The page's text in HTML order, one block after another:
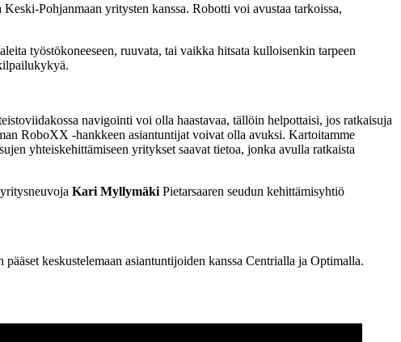
Pohjanmaan yritysten kanssa. Robotti voi avustaa tarkoissa,
työstökoneeseen, ruuvata, tai vaikka hitsata kulloisenkin tarpeen
navigointi voi olla haastavaa, tällöin helpottaisi, jos ratkaisuja
RoboXX -hankkeen asiantuntijat voivat olla avuksi. Kartoitamme
yhteiskehittämiseen yritykset saavat tietoa, jonka avulla ratkaista
Kari Myllymäki Pietarsaaren seudun kehittämisyhtiö
keskustelemaan asiantuntijoiden kanssa Centrialla ja Optimalla.